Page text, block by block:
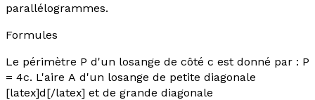
parallélogrammes.
Formules
Le périmètre P d'un losange de côté c est donné par : P
= 4c. L'aire A d'un losange de petite diagonale
[latex]d[/latex] et de grande diagonale